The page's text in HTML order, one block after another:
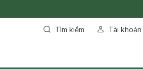
Tìm kiếm Tài khoản